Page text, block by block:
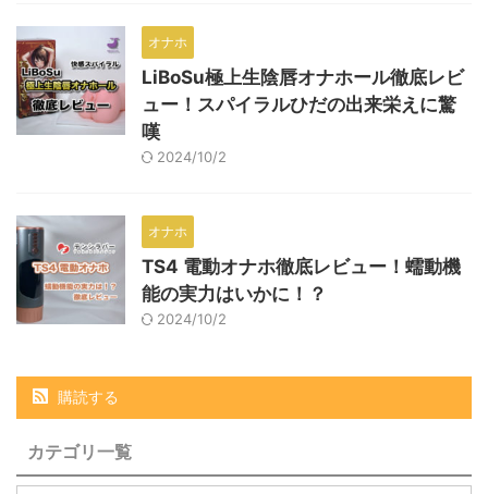
オナホ
LiBoSu極上生陰唇オナホール徹底レビ
ュー！スパイラルひだの出来栄えに驚
嘆
2024/10/2
オナホ
TS4 電動オナホ徹底レビュー！蠕動機
能の実力はいかに！？
2024/10/2
購読する
カテゴリ一覧